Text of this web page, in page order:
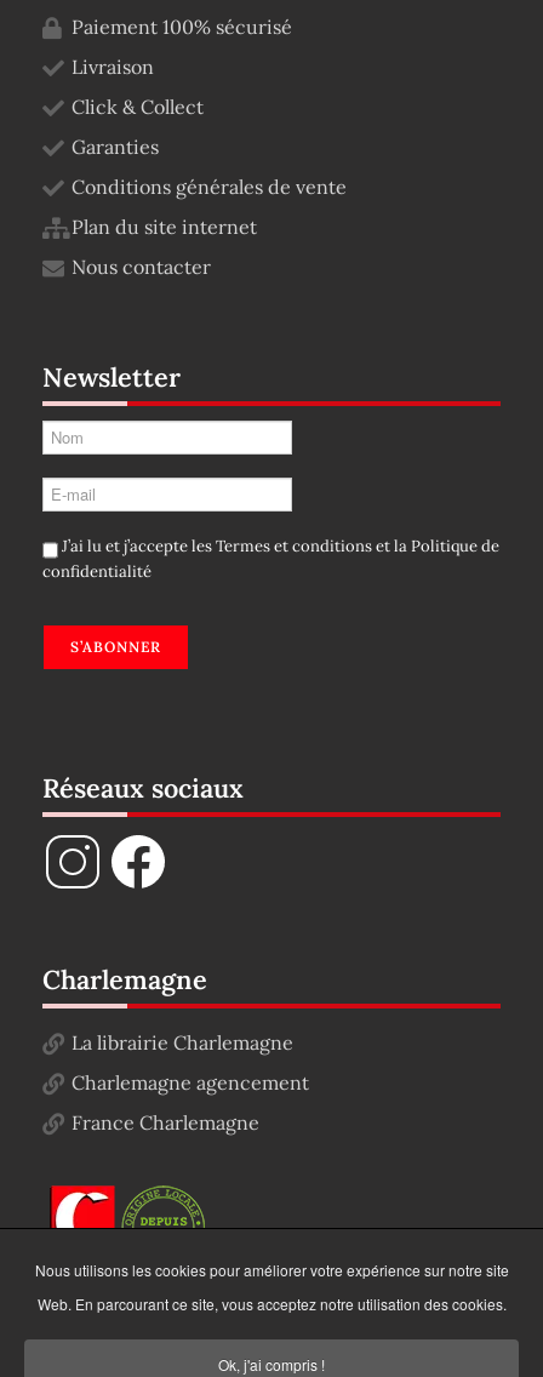
Paiement 100% sécurisé
Livraison
Click & Collect
Garanties
Conditions générales de vente
Plan du site internet
Nous contacter
Newsletter
J’ai lu et j’accepte lesTermes et conditionset laPolitique de
confidentialité
S’ABONNER
Réseaux sociaux
Charlemagne
La librairie Charlemagne
Charlemagne agencement
France Charlemagne
Nous utilisons les cookies pour améliorer votre expérience sur notre site
Web. En parcourant ce site, vous acceptez notre utilisation des cookies.
Ok, j'ai compris !